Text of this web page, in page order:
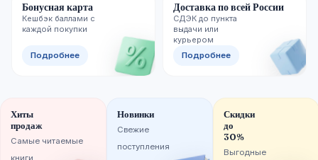
Бонусная карта
Кешбэк баллами с
каждой покупки
Подробнее
Доставка по всей России
СДЭК до пункта
выдачи или
курьером
Подробнее
Хиты
продаж
Самые читаемые
книги
Новинки
Свежие
поступления
Скидки
до
30%
Выгодные